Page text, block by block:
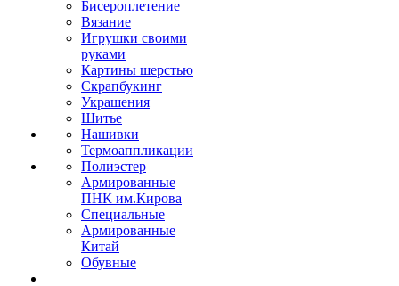
Бисероплетение
Вязание
Игрушки своими
руками
Картины шерстью
Скрапбукинг
Украшения
Шитье
Нашивки
Термоаппликации
Полиэстер
Армированные
ПНК им.Кирова
Специальные
Армированные
Китай
Обувные